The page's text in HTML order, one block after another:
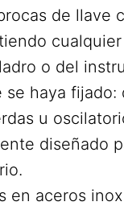
de llave
o del
se haya fijado:
u
diseñado
en aceros